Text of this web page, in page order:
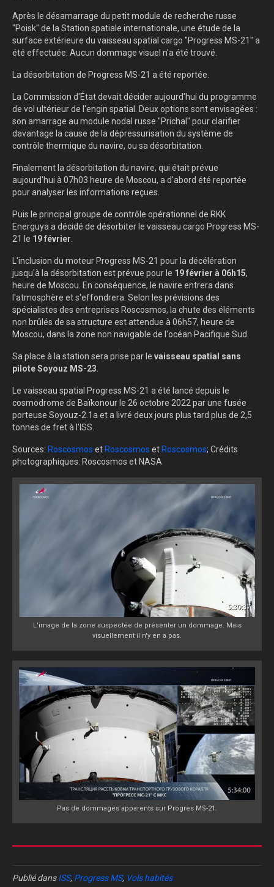
Après le désamarrage du petit module de recherche russe
"Poisk" de la Station spatiale internationale, une étude de la
surface extérieure du vaisseau spatial cargo "Progress MS-21" a
été effectuée. Aucun dommage visuel n'a été trouvé.
La désorbitation de Progress MS-21 a été reportée.
La Commission d'État devait décider aujourd'hui du programme
de vol ultérieur de l'engin spatial. Deux options sont envisagées :
son amarrage au module nodal russe "Prichal" pour clarifier
davantage la cause de la dépressurisation du système de
contrôle thermique du navire, ou sa désorbitation.
Finalement la désorbitation du navire, qui était prévue
aujourd'hui à 07h03 heure de Moscou, a d'abord été reportée
pour analyser les informations reçues.
Puis le principal groupe de contrôle opérationnel de RKK
Energuya a décidé de désorbiter le vaisseau cargo Progress MS-
21 le 19 février.
L'inclusion du moteur Progress MS-21 pour la décélération
jusqu'à la désorbitation est prévue pour le 19 février à 06h15,
heure de Moscou. En conséquence, le navire entrera dans
l'atmosphère et s'effondrera. Selon les prévisions des
spécialistes des entreprises Roscosmos, la chute des éléments
non brûlés de sa structure est attendue à 06h57, heure de
Moscou, dans la zone non navigable de l'océan Pacifique Sud.
Sa place à la station sera prise par le vaisseau spatial sans
pilote Soyouz MS-23.
Le vaisseau spatial Progress MS-21 a été lancé depuis le
cosmodrome de Baïkonour le 26 octobre 2022 par une fusée
porteuse Soyouz-2.1a et a livré deux jours plus tard plus de 2,5
tonnes de fret à l'ISS.
Sources: Roscosmos et Roscosmos et Roscosmos; Crédits
photographiques: Roscosmos et NASA
L'image de la zone suspectée de présenter un dommage. Mais
visuellement il n'y en a pas.
Pas de dommages apparents sur Progres MS-21.
Publié dansISS, Progress MS, Vols habités